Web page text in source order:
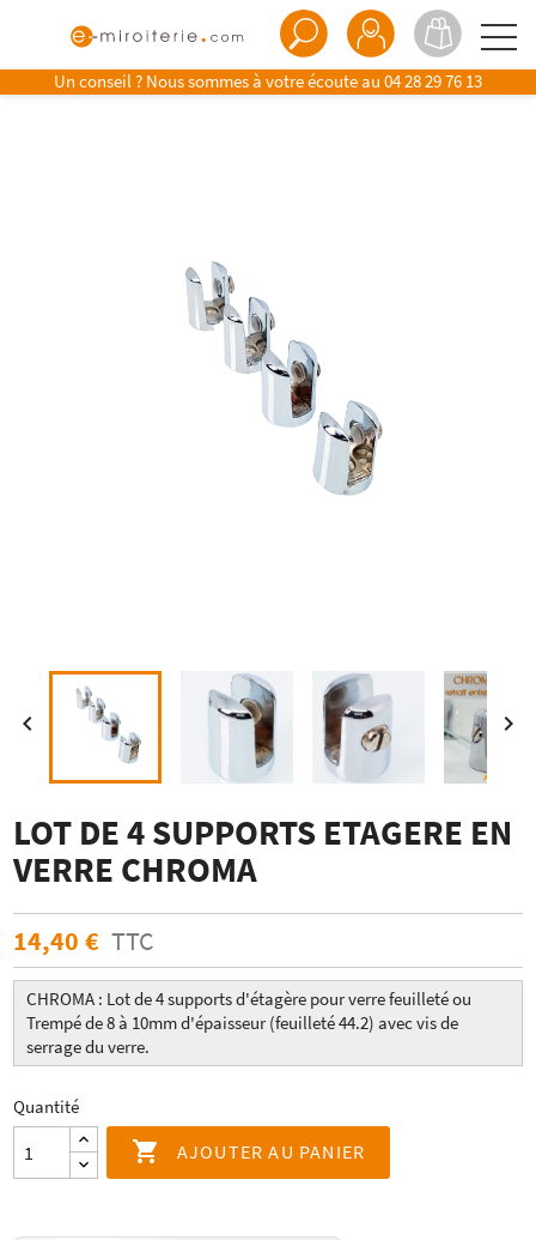
Un conseil ? Nous sommes à votre écoute au 04 28 29 76 13
 
LOT DE 4 SUPPORTS ETAGERE EN
VERRE CHROMA
14,40 € TTC
CHROMA : Lot de 4 supports d'étagère pour verre feuilleté ou
Trempé de 8 à 10mm d'épaisseur (feuilleté 44.2) avec vis de
serrage du verre.
Quantité
 AJOUTER AU PANIER